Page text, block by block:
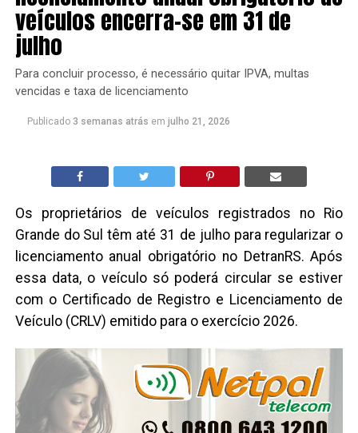
veículos encerra-se em 31 de
julho
Para concluir processo, é necessário quitar IPVA, multas
vencidas e taxa de licenciamento
Publicado 3 semanas atrás em julho 21, 2026
Os proprietários de veículos registrados no Rio
Grande do Sul têm até 31 de julho para regularizar o
licenciamento anual obrigatório no DetranRS. Após
essa data, o veículo só poderá circular se estiver
com o Certificado de Registro e Licenciamento de
Veículo (CRLV) emitido para o exercício 2026.